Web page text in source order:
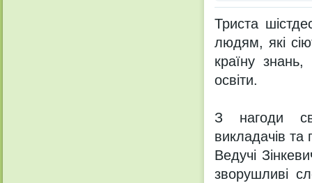
Триста
людям, які
країну знань,
освіти.
З нагоди
викладачів та
Ведучі
зворушливі